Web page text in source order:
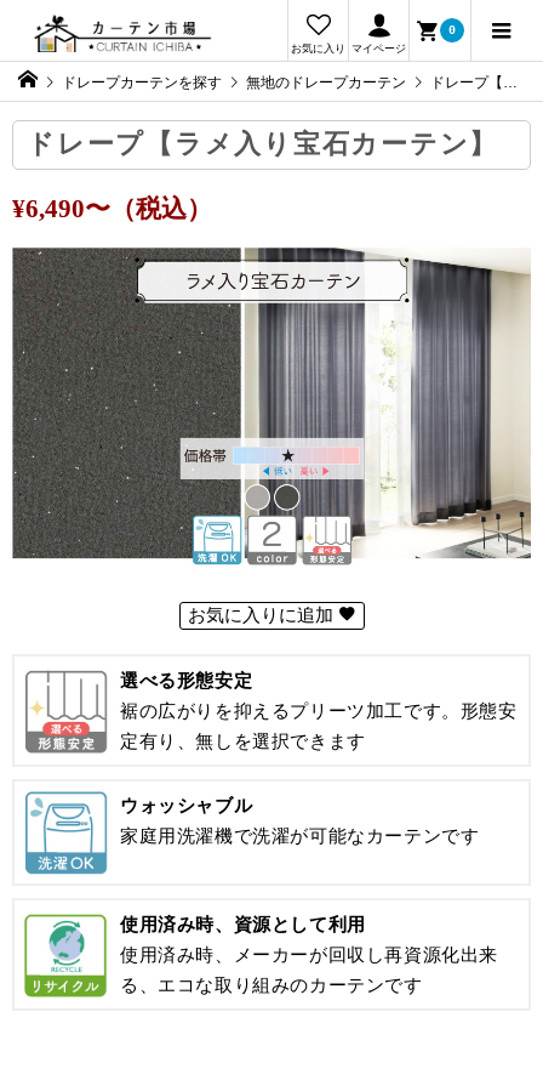
0
お気に入り マイページ
ドレープカーテンを探す 無地のドレープカーテン ドレープ【ラメ入り宝石カーテン】
ドレープ【ラメ入り宝石カーテン】
¥6,490〜（税込）
お気に入りに追加
選べる形態安定
裾の広がりを抑えるプリーツ加工です。形態安
定有り、無しを選択できます
ウォッシャブル
家庭用洗濯機で洗濯が可能なカーテンです
使用済み時、資源として利用
使用済み時、メーカーが回収し再資源化出来
る、エコな取り組みのカーテンです